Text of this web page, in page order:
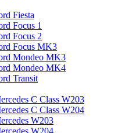
Fiesta
Focus 1
Focus 2
Focus MK3
Mondeo MK3
Mondeo MK4
Transit
C Class W203
C Class W204
W203